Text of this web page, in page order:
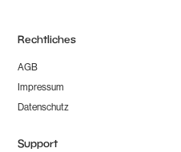
Rechtliches
AGB
Impressum
Datenschutz
Support